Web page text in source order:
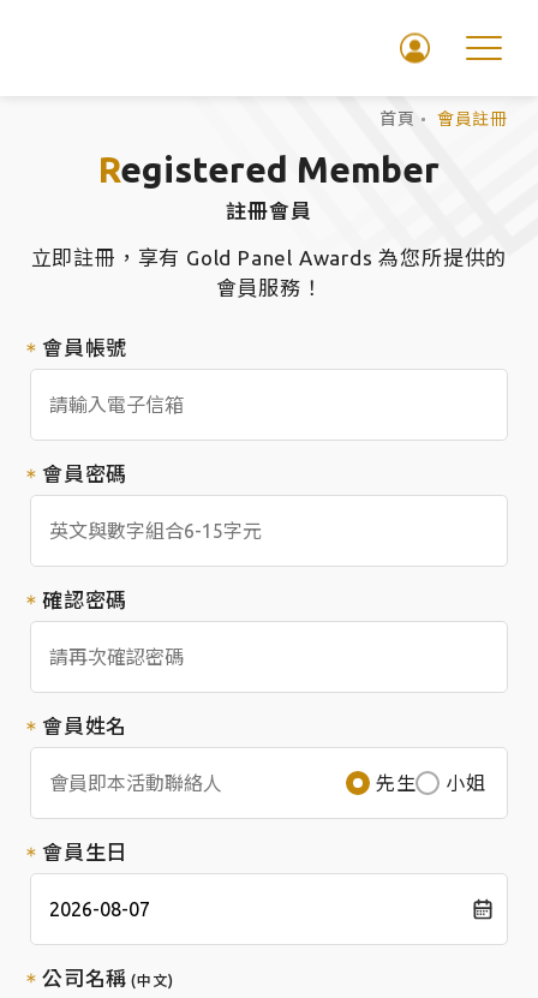
首頁 會員註冊
Registered Member
註冊會員
立即註冊，享有 Gold Panel Awards 為您所提供的
會員服務！
會員帳號
會員密碼
確認密碼
會員姓名
先生 小姐
會員生日
公司名稱 (中文)